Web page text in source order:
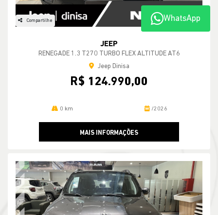
Compartilhe
JEEP
RENEGADE 1.3 T270 TURBO FLEX ALTITUDE AT6
Jeep Dinisa
R$ 124.990,00
0 km /2026
MAIS INFORMAÇÕES
WhatsApp